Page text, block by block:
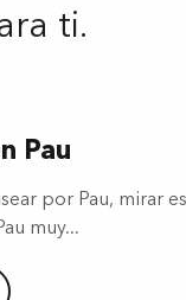
ti.
Pau
por Pau, mirar
muy...